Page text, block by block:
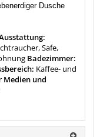
Dusche
Safe,
Badezimmer:
Kaffee- und
Medien und